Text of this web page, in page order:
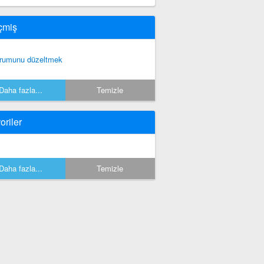
düzeltmek
Daha fazla... Temizle
Daha fazla... Temizle